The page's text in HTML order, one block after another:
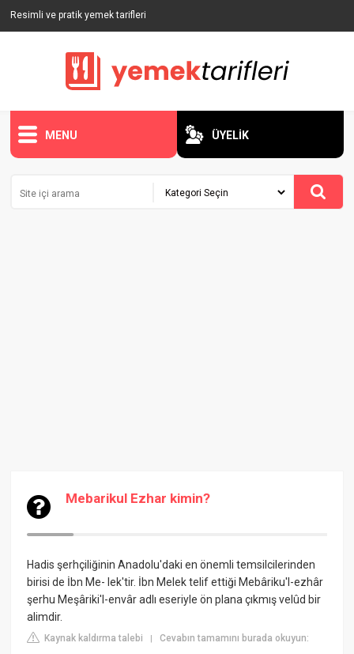
Resimli ve pratik yemek tarifleri
MENU ÜYELİK
Mebarikul Ezhar kimin?
Hadis şerhçiliğinin Anadolu'daki en önemli temsilcilerinden
birisi de İbn Me- lek'tir. İbn Melek telif ettiği Mebâriku'l-ezhâr
şerhu Meşâriki'l-envâr adlı eseriyle ön plana çıkmış velûd bir
alimdir.
Kaynak kaldırma talebi |Cevabın tamamını burada okuyun: